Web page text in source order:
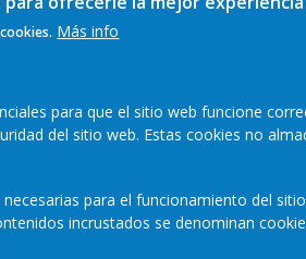
Más info
para que el sitio web funcione
del sitio web. Estas cookies no
para el funcionamiento del
incrustados se denominan